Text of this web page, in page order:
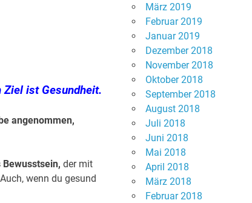
ist Gesundheit.
angenommen,
der mit
wenn du gesund
März 2019
Februar 2019
Januar 2019
Dezember 2018
November 2018
Oktober 2018
September 2018
August 2018
Juli 2018
Juni 2018
Mai 2018
April 2018
März 2018
Februar 2018